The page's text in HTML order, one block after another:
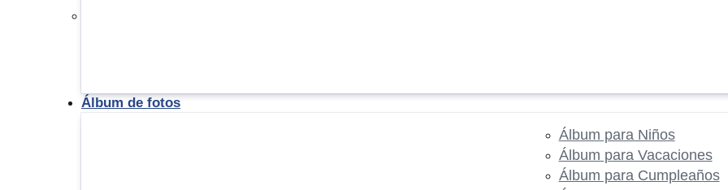
Álbum de fotos
Álbum para Niños
Álbum para Vacaciones
Álbum para Cumpleaños